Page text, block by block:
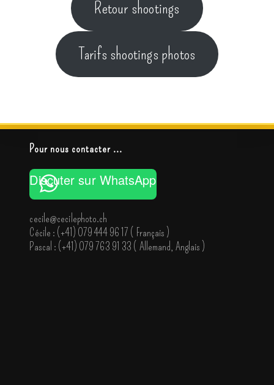
Retour shootings
Tarifs shootings photos
Pour nous contacter ...
Discuter sur WhatsApp
cecile@cecilephoto.ch
Cécile : (+41) 079 444 96 17 ( Français )
Pascal : (+41) 079 763 91 33 ( Allemand, Anglais )